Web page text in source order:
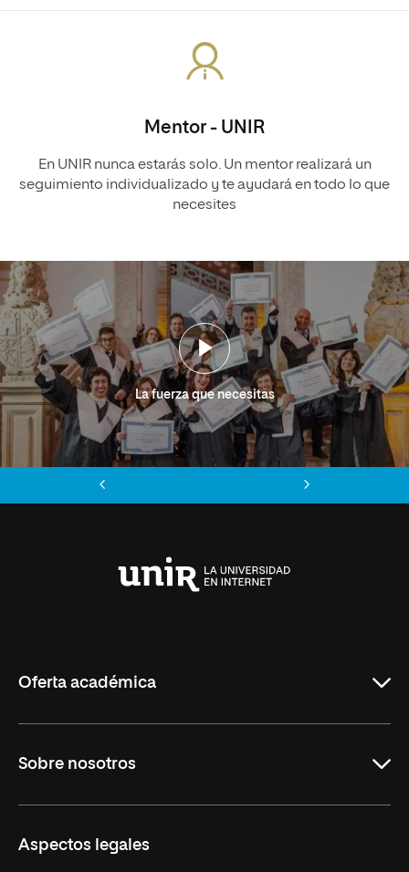
Mentor - UNIR
En UNIR nunca estarás solo. Un mentor realizará un
seguimiento individualizado y te ayudará en todo lo que
necesites
La fuerza que necesitas
Oferta académica
Másteres Oficiales
Doctorados
Sobre nosotros
Facultades
Aspectos legales